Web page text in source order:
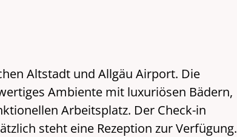
Altstadt und Allgäu Airport. Die
Ambiente mit luxuriösen Bädern,
Arbeitsplatz. Der Check-in
steht eine Rezeption zur Verfügung.